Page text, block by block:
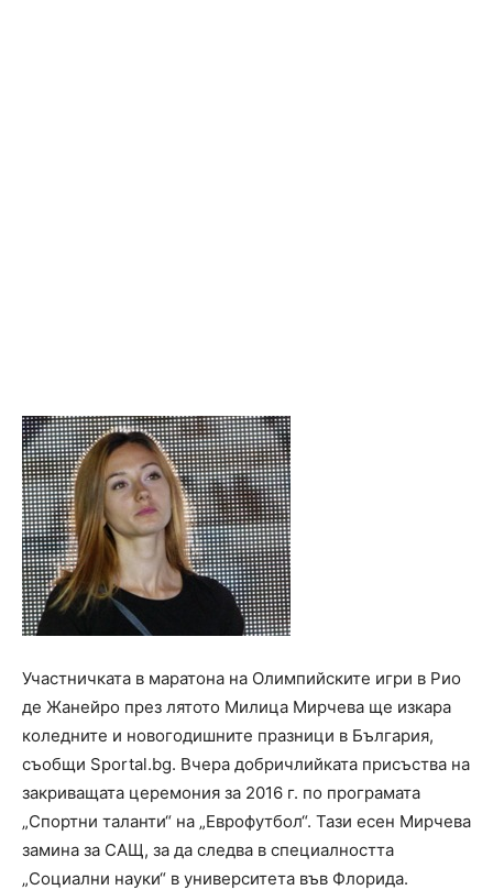
Участничката в маратона на Олимпийските игри в Рио
де Жанейро през лятото Милица Мирчева ще изкара
коледните и новогодишните празници в България,
съобщи Sportal.bg. Вчера добричлийката присъства на
закриващата церемония за 2016 г. по програмата
„Спортни таланти“ на „Еврофутбол“. Тази есен Мирчева
замина за САЩ, за да следва в специалността
„Социални науки“ в университета във Флорида.